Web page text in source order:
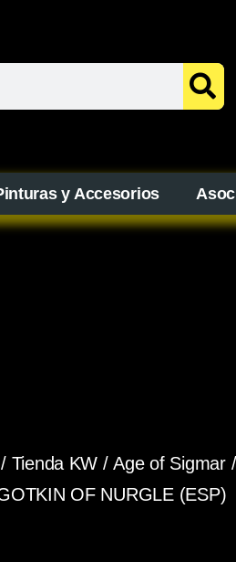
y Accesorios
Tienda KW /Age of Sigmar/
OF NURGLE (ESP)